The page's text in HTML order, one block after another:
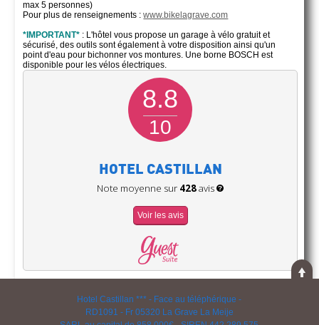
max 5 personnes)
Pour plus de renseignements :www.bikelagrave.com
*IMPORTANT* : L'hôtel vous propose un garage à vélo gratuit et
sécurisé, des outils sont également à votre disposition ainsi qu'un
point d'eau pour bichonner vos montures. Une borne BOSCH est
disponible pour les vélos électriques.
8.8
10
HOTEL CASTILLAN
Note moyenne sur 428avis
Voir les avis
Hotel Castillan *** - Face au téléphérique -
RD1091 - Fr 05320 La Grave La Meije